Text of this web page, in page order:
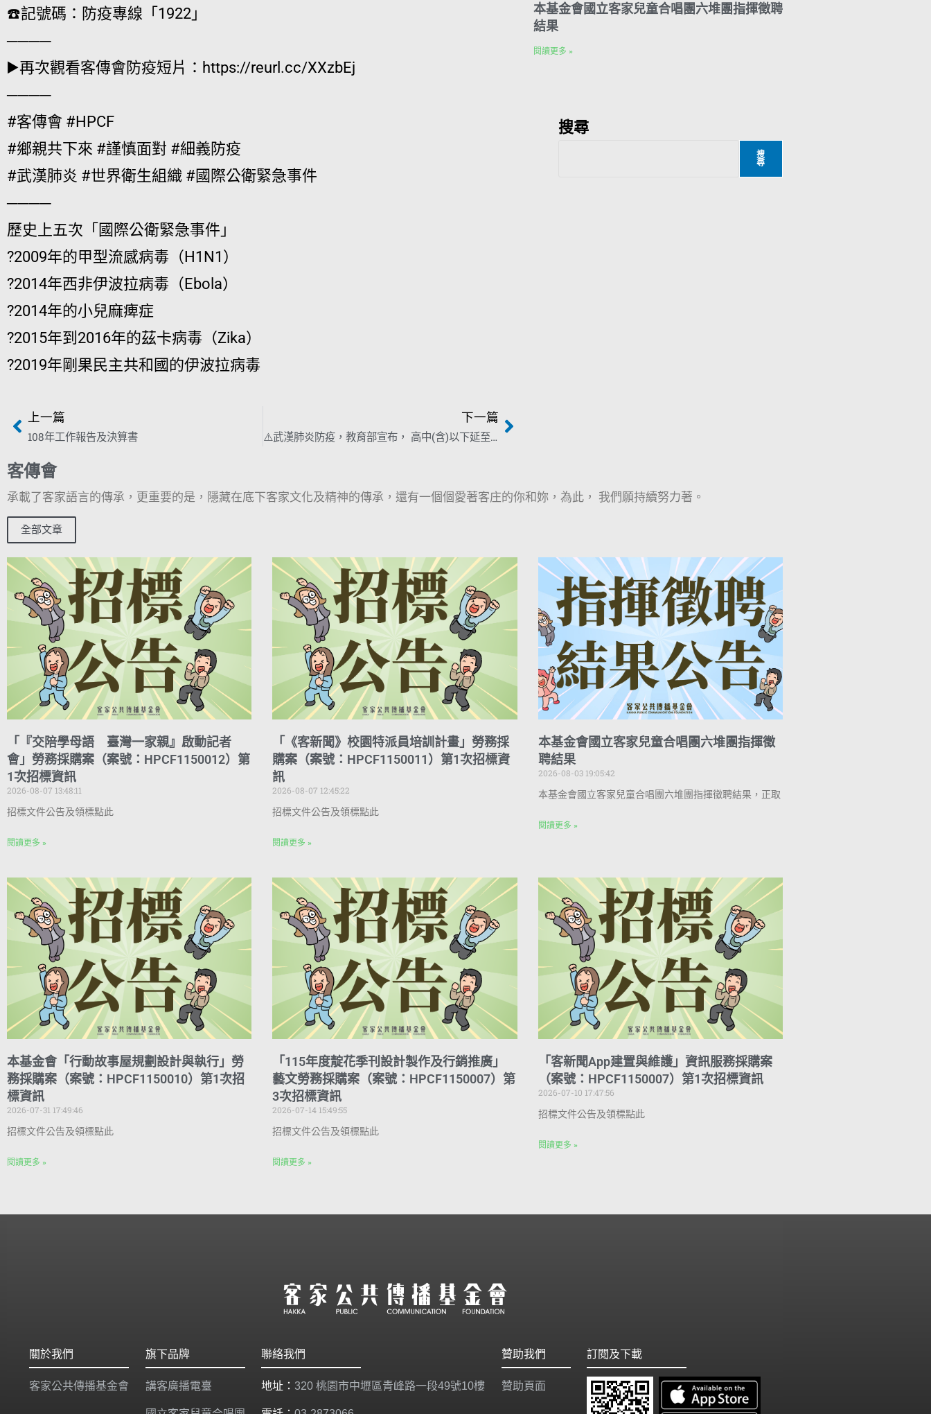
☎️記號碼：防疫專線「1922」
────
▶️再次觀看客傳會防疫短片：https://reurl.cc/XXzbEj
────
#客傳會 #HPCF
#鄉親共下來 #謹慎面對 #細義防疫
#武漢肺炎 #世界衛生組織 #國際公衛緊急事件
────
歷史上五次「國際公衛緊急事件」
?2009年的甲型流感病毒（H1N1）
?2014年西非伊波拉病毒（Ebola）
?2014年的小兒麻痺症
?2015年到2016年的茲卡病毒（Zika）
?2019年剛果民主共和國的伊波拉病毒
上一篇
108年工作報告及決算書
下一篇
⚠️武漢肺炎防疫，教育部宣布， 高中(含)以下延至2/25開學⚠️
本基金會國立客家兒童合唱團六堆團指揮徵聘
結果
閱讀更多 »
搜尋
搜
尋
客傳會
承載了客家語言的傳承，更重要的是，隱藏在底下客家文化及精神的傳承，還有一個個愛著客庄的你和妳，為此， 我們願持續努力著。
全部文章
「『交陪學母語 臺灣一家親』啟動記者
會」勞務採購案（案號：HPCF1150012）第
1次招標資訊
2026-08-07 13:48:11
招標文件公告及領標點此
閱讀更多 »
「《客新聞》校園特派員培訓計畫」勞務採
購案（案號：HPCF1150011）第1次招標資
訊
2026-08-07 12:45:22
招標文件公告及領標點此
閱讀更多 »
本基金會國立客家兒童合唱團六堆團指揮徵
聘結果
2026-08-03 19:05:42
本基金會國立客家兒童合唱團六堆團指揮徵聘結果，正取
閱讀更多 »
本基金會「行動故事屋規劃設計與執行」勞
務採購案（案號：HPCF1150010）第1次招
標資訊
2026-07-31 17:49:46
招標文件公告及領標點此
閱讀更多 »
「115年度靛花季刊設計製作及行銷推廣」
藝文勞務採購案（案號：HPCF1150007）第
3次招標資訊
2026-07-14 15:49:55
招標文件公告及領標點此
閱讀更多 »
「客新聞App建置與維護」資訊服務採購案
（案號：HPCF1150007）第1次招標資訊
2026-07-10 17:47:56
招標文件公告及領標點此
閱讀更多 »
關於我們
客家公共傳播基金會
旗下品牌
講客廣播電臺
聯絡我們
地址： 320 桃園市中壢區青峰路一段49號10樓
贊助我們
贊助頁面
訂閱及下載